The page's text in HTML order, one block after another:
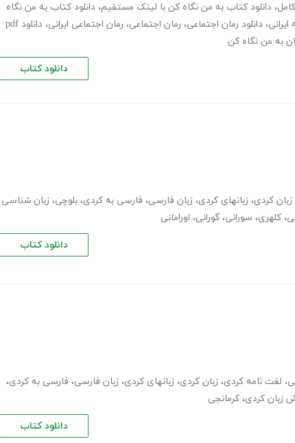
، دانلود کتاب به من نگاه کن با لینک مستقیم، دانلود کتاب به من نگاه
، دانلود رمان اجتماعی، رمان اجتماعی، رمان اجتماعی ایرانی،
دانلود pdf
به من نگاه کن
دانلود کتاب
زبان کردی، زبانهای کردی، زبان فارسی، فارسی به کردی، بلوچی، زبان شناسی
، کلهری، سورانی، گورانی، اورامانی
دانلود کتاب
، لغت نامه کردی، زبان کردی، زبانهای کردی، زبان فارسی، فارسی به کردی،
زبان کردی، کرمانجی
دانلود کتاب